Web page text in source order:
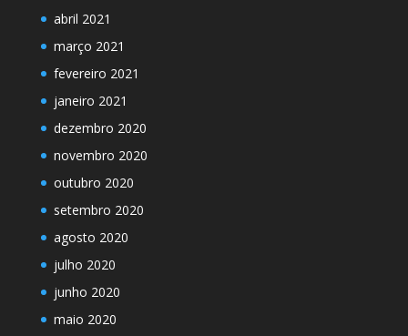
abril 2021
março 2021
fevereiro 2021
janeiro 2021
dezembro 2020
novembro 2020
outubro 2020
setembro 2020
agosto 2020
julho 2020
junho 2020
maio 2020